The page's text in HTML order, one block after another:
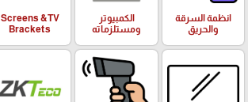
انظمة السرقة
والحريق
الكمبيوتر
ومستلزماته
Screens &TV
Brackets